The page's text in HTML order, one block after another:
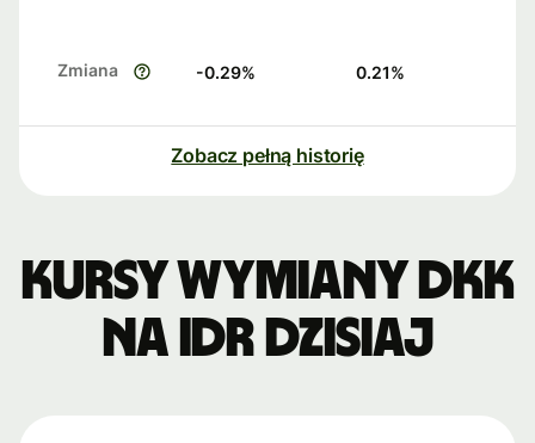
Zmiana -0.29% 0.21%
Zobacz pełną historię
Kursy wymiany DKK
na IDR dzisiaj